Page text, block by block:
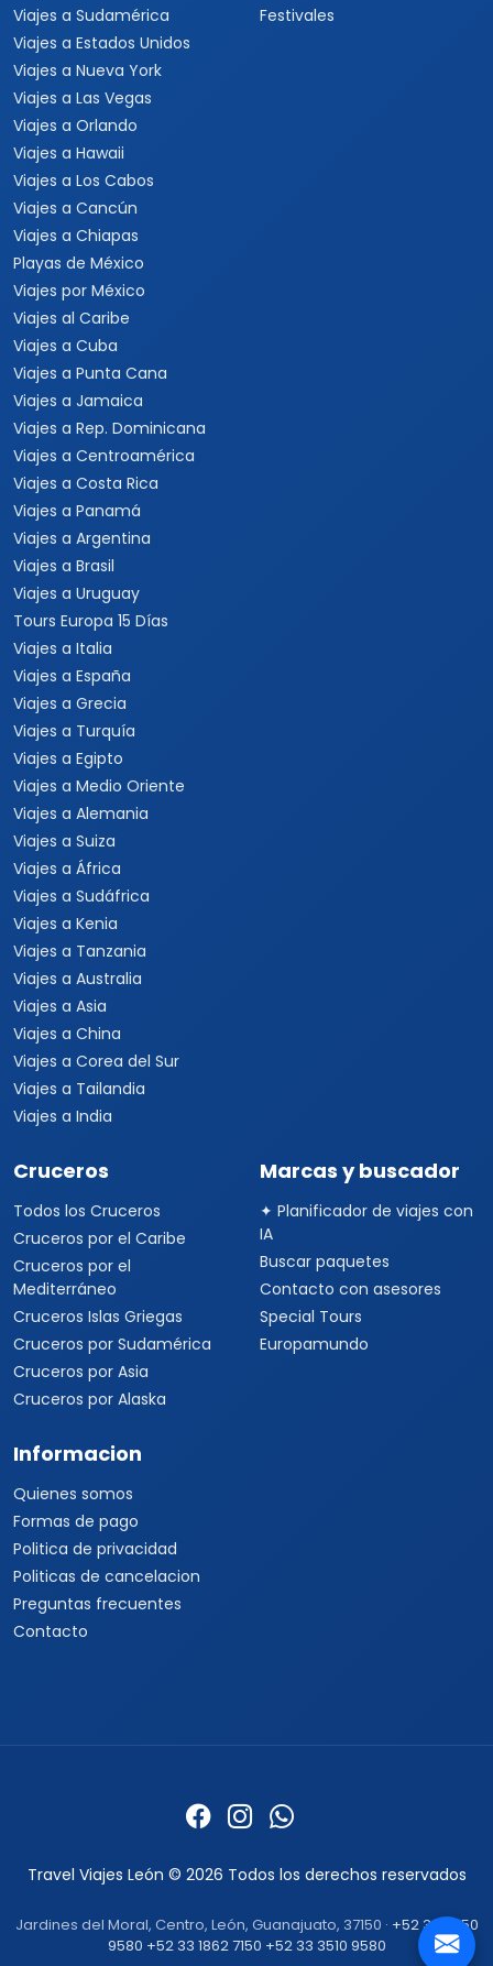
Viajes a Sudamérica
Viajes a Estados Unidos
Viajes a Nueva York
Viajes a Las Vegas
Viajes a Orlando
Viajes a Hawaii
Viajes a Los Cabos
Viajes a Cancún
Viajes a Chiapas
Playas de México
Viajes por México
Viajes al Caribe
Viajes a Cuba
Viajes a Punta Cana
Viajes a Jamaica
Viajes a Rep. Dominicana
Viajes a Centroamérica
Viajes a Costa Rica
Viajes a Panamá
Viajes a Argentina
Viajes a Brasil
Viajes a Uruguay
Tours Europa 15 Días
Viajes a Italia
Viajes a España
Viajes a Grecia
Viajes a Turquía
Viajes a Egipto
Viajes a Medio Oriente
Viajes a Alemania
Viajes a Suiza
Viajes a África
Viajes a Sudáfrica
Viajes a Kenia
Viajes a Tanzania
Viajes a Australia
Viajes a Asia
Viajes a China
Viajes a Corea del Sur
Viajes a Tailandia
Viajes a India
Festivales
Cruceros
Todos los Cruceros
Cruceros por el Caribe
Cruceros por el
Mediterráneo
Cruceros Islas Griegas
Cruceros por Sudamérica
Cruceros por Asia
Cruceros por Alaska
Marcas y buscador
✦ Planificador de viajes con
IA
Buscar paquetes
Contacto con asesores
Special Tours
Europamundo
Informacion
Quienes somos
Formas de pago
Politica de privacidad
Politicas de cancelacion
Preguntas frecuentes
Contacto
Travel Viajes León © 2026 Todos los derechos reservados
Jardines del Moral, Centro, León, Guanajuato, 37150 · +52 33 3250
9580 +52 33 1862 7150 +52 33 3510 9580